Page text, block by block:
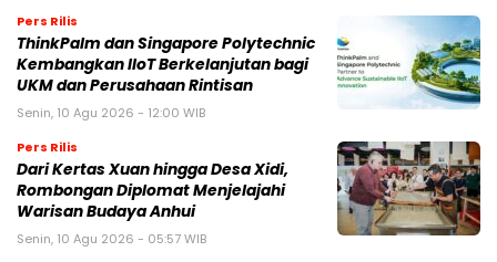
Pers Rilis
ThinkPalm dan Singapore Polytechnic
Kembangkan IIoT Berkelanjutan bagi
UKM dan Perusahaan Rintisan
Senin, 10 Agu 2026 - 12:00 WIB
Pers Rilis
Dari Kertas Xuan hingga Desa Xidi,
Rombongan Diplomat Menjelajahi
Warisan Budaya Anhui
Senin, 10 Agu 2026 - 05:57 WIB